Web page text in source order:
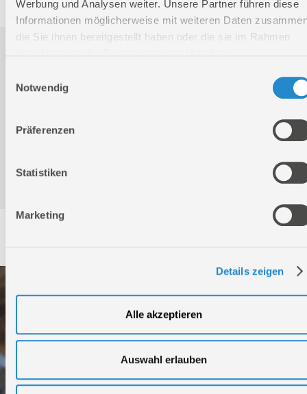
Werbung und Analysen weiter. Unsere Partner führen diese
Informationen möglicherweise mit weiteren Daten
die Sie ihnen bereitgestellt haben oder die sie im Rahmen
Notwendig
Präferenzen
Statistiken
Marketing
Details zeigen
Alle akzeptieren
Auswahl erlauben